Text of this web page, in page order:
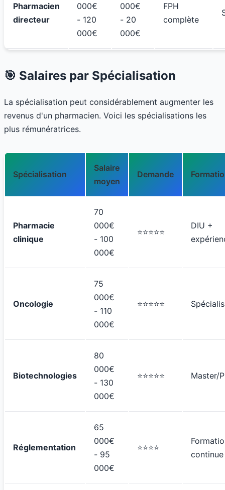
Pharmacien
directeur
000€
- 120
000€
000€
- 20
000€
FPH
complète
🎯 Salaires par Spécialisation
La spécialisation peut considérablement augmenter les
revenus d'un pharmacien. Voici les spécialisations les
plus rémunératrices.
Spécialisation
Salaire
moyen
Demande
Pharmacie
clinique
70
000€
- 100
000€
⭐⭐⭐⭐⭐
DIU +
Oncologie
75
000€
- 110
000€
⭐⭐⭐⭐⭐
Biotechnologies
80
000€
- 130
000€
⭐⭐⭐⭐⭐ Master/
Réglementation
65
000€
- 95
000€
⭐⭐⭐⭐
continue